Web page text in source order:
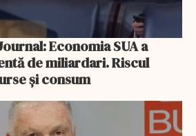
Economia SUA a
de miliardari. Riscul
și consum